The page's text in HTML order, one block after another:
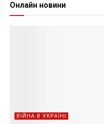
Онлайн новини
ВІЙНА В УКРАЇНІ